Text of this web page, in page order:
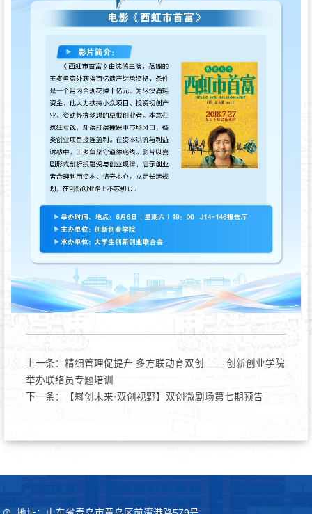
上一条： 精细管理促提升 多方联动育双创—— 创新创业学院
举办联络员专题培训
下一条：
【嵙创未来·双创视野】双创微剧场第七期预告